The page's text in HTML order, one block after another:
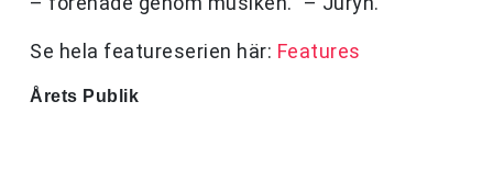
Se hela featureserien här: Features
Årets Publik